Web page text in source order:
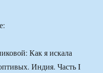
Как я искала
Индия. Часть I